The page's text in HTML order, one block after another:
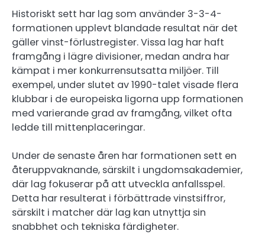
Historiskt sett har lag som använder 3-3-4-
formationen upplevt blandade resultat när det
gäller vinst-förlustregister. Vissa lag har haft
framgång i lägre divisioner, medan andra har
kämpat i mer konkurrensutsatta miljöer. Till
exempel, under slutet av 1990-talet visade flera
klubbar i de europeiska ligorna upp formationen
med varierande grad av framgång, vilket ofta
ledde till mittenplaceringar.
Under de senaste åren har formationen sett en
återuppvaknande, särskilt i ungdomsakademier,
där lag fokuserar på att utveckla anfallsspel.
Detta har resulterat i förbättrade vinstsiffror,
särskilt i matcher där lag kan utnyttja sin
snabbhet och tekniska färdigheter.